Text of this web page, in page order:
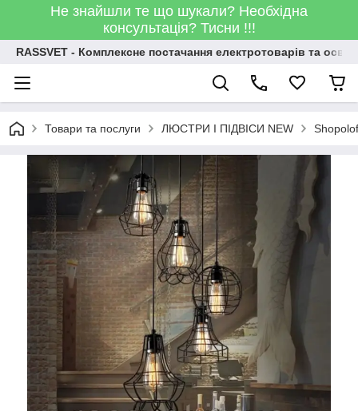
Не знайшли те що шукали? Необхідна
консультація? Тисни !!!
RASSVET - Комплексне постачання електротоварів та
Товари та послуги ЛЮСТРИ І ПІДВІСИ NEW